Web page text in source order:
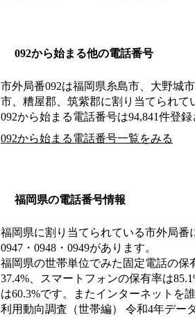
092から始まる他の電話番号
市外局番092は福岡県糸島市、大野城
市、糟屋郡、筑紫郡に割り当てられて
092から始まる電話番号は94,841件登録
092から始まる電話番号一覧をみる
福岡県の電話番号情報
福岡県に割り当てられている市外局番
0947・0948・0949があります。
福岡県の世帯単位でみた固定電話の保
37.4%、スマートフォンの保有率は
は60.3%です。またインターネットを
利用動向調査（世帯編） 令和4年デー